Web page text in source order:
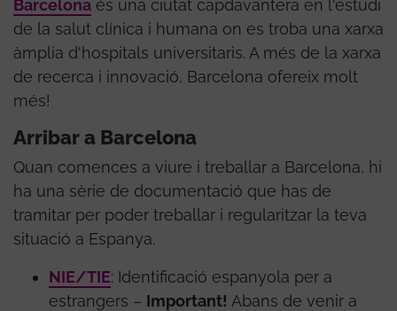
Barcelona és una ciutat capdavantera en l'estudi
de la salut clínica i humana on es troba una xarxa
àmplia d'hospitals universitaris. A més de la xarxa
de recerca i innovació, Barcelona ofereix molt
més!
Arribar a Barcelona
Quan comences a viure i treballar a Barcelona, hi
ha una sèrie de documentació que has de
tramitar per poder treballar i regularitzar la teva
situació a Espanya.
NIE/TIE: Identificació espanyola per a
estrangers – Important! Abans de venir a